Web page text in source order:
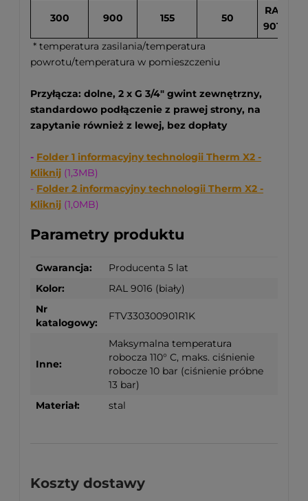
300 900 155 50
RAL
9016
* temperatura zasilania/temperatura
powrotu/temperatura w pomieszczeniu
Przyłącza: dolne, 2 x G 3/4" gwint zewnętrzny,
standardowo podłączenie z prawej strony, na
zapytanie również z lewej, bez dopłaty
- Folder 1 informacyjny technologii Therm X2 -
Kliknij (1,3MB)
- Folder 2 informacyjny technologii Therm X2 -
Kliknij (1,0MB)
Parametry produktu
Gwarancja:
Producenta 5 lat
Kolor:
RAL 9016 (biały)
Nr
katalogowy:
FTV330300901R1K
Inne:
Maksymalna temperatura
robocza 110° C, maks. ciśnienie
robocze 10 bar (ciśnienie próbne
13 bar)
Materiał:
stal
Koszty dostawy